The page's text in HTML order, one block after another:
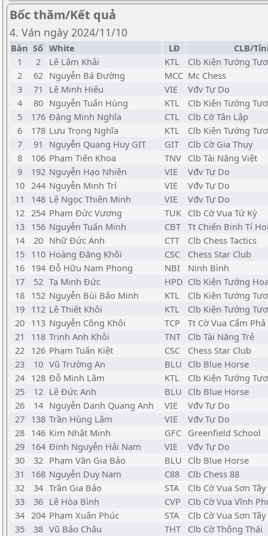
Bốc thăm/Kết quả
4. Ván ngày 2024/11/10
Bàn Số White LĐ
CLB/
1
2 Lê Lâm Khải KTL
Clb Kiện Tướng
2
62 Nguyễn Bá Đường MCC Mc Chess
3
71 Lê Minh Hiếu VIE
Vđv Tự Do
4
80 Nguyễn Tuấn Hùng KTL
Clb Kiện Tướng
5
176 Đặng Minh Nghĩa CTL
Clb Cờ Tân Lập
6
178 Lưu Trọng Nghĩa KTL
Clb Kiện Tướng
7
91 Nguyễn Quang Huy GIT GIT
Clb Cờ Gia Thụy
8
106 Phạm Tiến Khoa TNV Clb Tài Năng Việt
9
192 Nguyễn Hạo Nhiên VIE
Vđv Tự Do
10 244 Nguyễn Minh Trí VIE
Vđv Tự Do
11
148 Lê Ngọc Thiên Minh VIE
Vđv Tự Do
12 254 Phạm Đức Vương TUK Clb Cờ Vua Tứ Kỳ
13 156 Nguyễn Tuấn Minh CBT Tt Chiến Binh Tí
14
20 Nhữ Đức Anh CTT
Clb Chess Tactics
15 110 Hoàng Đăng Khôi CSC
Chess Star Club
16 194 Đỗ Hữu Nam Phong NBI
Ninh Bình
17
52 Tạ Minh Đức HPD Clb Kiện Tướng
18 152 Nguyễn Bùi Bảo Minh KTL
Clb Kiện Tướng
19 112 Lê Thiết Khôi KTL
Clb Kiện Tướng
20 113 Nguyễn Công Khôi TCP
Tt Cờ Vua Cẩm Phả
21
118 Trịnh Anh Khôi TNT
Clb Tài Năng Trẻ
22 126 Phạm Tuấn Kiệt CSC
Chess Star Club
23
10 Vũ Trường An BLU Clb Blue Horse
24 128 Đỗ Minh Lâm KTL
Clb Kiện Tướng
25
12 Lê Đức Anh BLU Clb Blue Horse
26
14 Nguyễn Danh Quang Anh VIE
Vđv Tự Do
27 138 Trần Hùng Lâm VIE
Vđv Tự Do
28 146 Kim Nhật Minh GFC Greenfield School
29 164 Đinh Nguyễn Hải Nam VIE
Vđv Tự Do
30
32 Phạm Văn Gia Bảo BLU Clb Blue Horse
31
168 Nguyễn Duy Nam C88
Clb Chess 88
32
34 Trần Gia Bảo STA
Clb Cờ Vua Sơn Tây
33
36 Lê Hòa Bình CVP
Clb Cờ Vua Vĩnh
34 204 Phạm Xuân Phúc STA
Clb Cờ Vua Sơn Tây
35
38 Vũ Bảo Châu THT
Clb Cờ Thông Thái